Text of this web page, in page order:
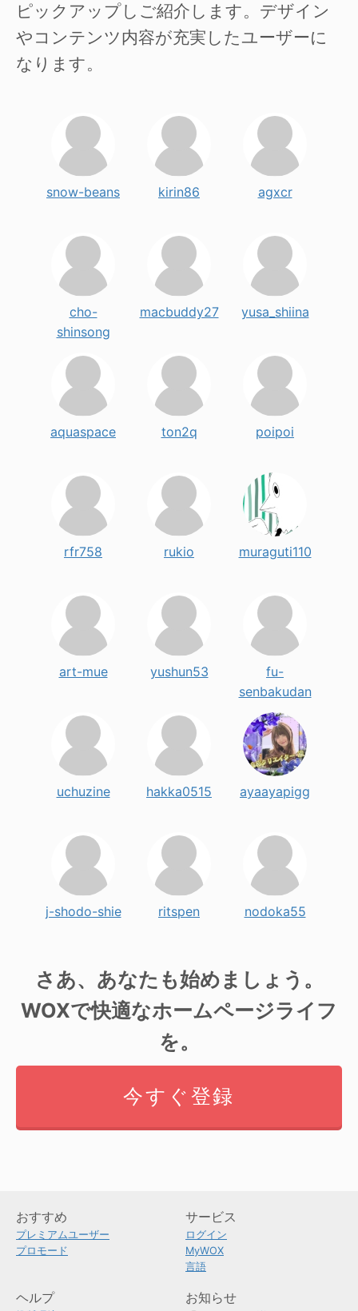
ピックアップしご紹介します。デザイン
やコンテンツ内容が充実したユーザーに
なります。
snow-beans kirin86 agxcr
cho-
shinsong
macbuddy27 yusa_shiina
aquaspace ton2q poipoi
rfr758 rukio muraguti110
art-mue yushun53
fu-
senbakudan
uchuzine hakka0515 ayaayapigg
j-shodo-shie ritspen nodoka55
さあ、あなたも始めましょう。
WOXで快適なホームページライフ
を。
今すぐ登録
おすすめ
プレミアムユーザー
プロモード
サービス
ログイン
MyWOX
言語
ヘルプ お知らせ